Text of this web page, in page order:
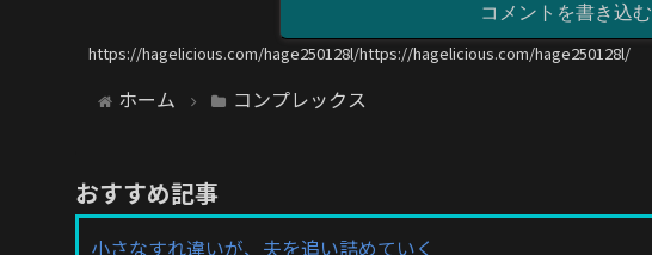
コメントを書き込む
https://hagelicious.com/hage250128l/https://hagelicious.com/hage250128l/
ホーム コンプレックス
おすすめ記事
小さなすれ違いが、夫を追い詰めていく